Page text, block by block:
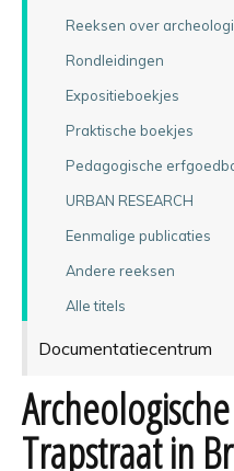
Reeksen over
Rondleidingen
Expositieboekjes
Praktische boekjes
Pedagogische
URBAN RESEARCH
Eenmalige publicaties
Andere reeksen
Alle titels
Documentatiecentrum
Trapstraat in